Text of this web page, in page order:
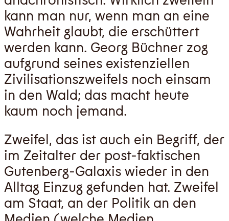
kann man nur, wenn man an eine
Wahrheit glaubt, die erschüttert
werden kann. Georg Büchner zog
aufgrund seines existenziellen
Zivilisationszweifels noch einsam
in den Wald; das macht heute
kaum noch jemand.
Zweifel, das ist auch ein Begriff, der
im Zeitalter der post-faktischen
Gutenberg-Galaxis wieder in den
Alltag Einzug gefunden hat. Zweifel
am Staat, an der Politik an den